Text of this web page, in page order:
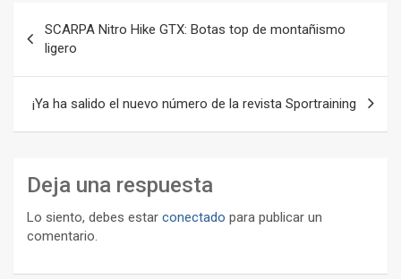
de
entradas
SCARPA Nitro Hike GTX: Botas top de montañismo
ligero
¡Ya ha salido el nuevo número de la revista Sportraining
Deja una respuesta
Lo siento, debes estar conectado para publicar un
comentario.